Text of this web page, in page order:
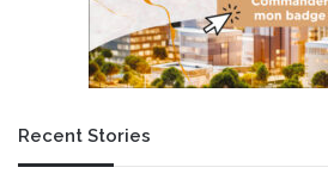
Recent Stories